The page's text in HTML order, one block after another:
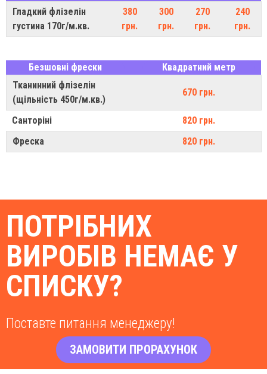
Гладкий флізелін
густина 170г/м.кв.
380
грн.
300
грн.
270
грн.
240
грн.
Безшовні фрески
Квадратний метр
Тканинний флізелін
(щільність 450г/м.кв.)
670 грн.
Санторіні
820 грн.
Фреска
820 грн.
ПОТРІБНИХ
ВИРОБІВ НЕМАЄ У
СПИСКУ?
Поставте питання менеджеру!
ЗАМОВИТИ ПРОРАХУНОК